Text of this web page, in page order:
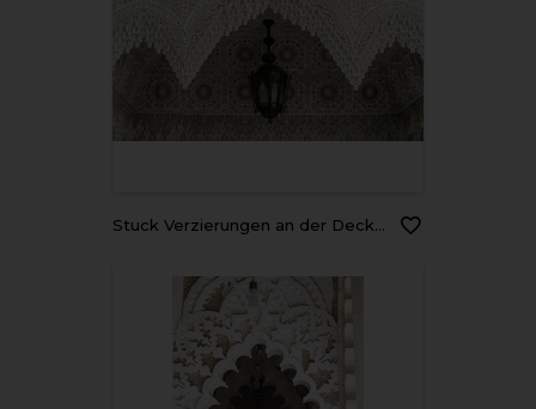
Stuck Verzierungen an der Decke eines Riads in Fes, Marokko